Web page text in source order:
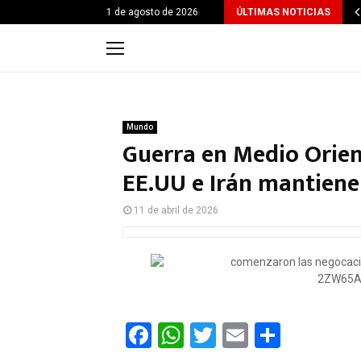
1 de agosto de 2026 ÚLTIMAS NOTICIAS
Mundo
Guerra en Medio
EE.UU e Irán
11 de abril de 2026
F
W T
E